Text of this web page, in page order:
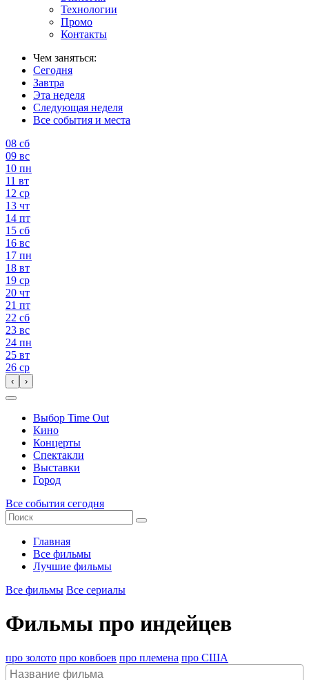
Технологии
Промо
Контакты
Чем заняться:
Сегодня
Завтра
Эта неделя
Следующая неделя
Все события и места
08 сб
09 вс
10 пн
11 вт
12 ср
13 чт
14 пт
15 сб
16 вс
17 пн
18 вт
19 ср
20 чт
21 пт
22 сб
23 вс
24 пн
25 вт
26 ср
‹ ›
Выбор Time Out
Кино
Концерты
Спектакли
Выставки
Город
Все события сегодня
Главная
Все фильмы
Лучшие фильмы
Все фильмы Все сериалы
Фильмы про индейцев
про золото про ковбоев про племена про США